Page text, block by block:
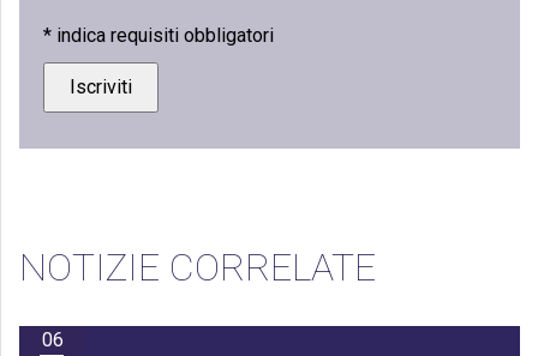
* indica requisiti obbligatori
NOTIZIE CORRELATE
06